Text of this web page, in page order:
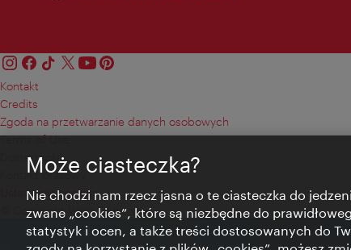
Kontakt
Credits
Zgoda na przetwarzanie danych osobowych
Terms of Use
Dostępność
Kontakt prasowy
Ustawienia cookies
© Copyright Wien Tourismus
Może ciasteczka?
Nie chodzi nam rzecz jasna o te ciasteczka do
zwane „cookies”, które są niezbędne do
statystyk i ocen, a także treści dostosowanych do